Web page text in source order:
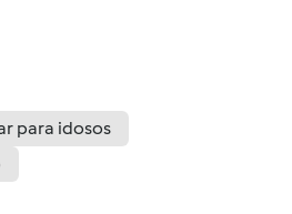
para idosos